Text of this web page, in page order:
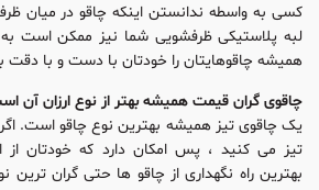
کسی به واسطه ندانستن اینکه چاقو در میان
لبه پلاستیکی ظرفشویی شما نیز ممکن است
همیشه چاقوهایتان را خودتان با دست و با دقت
چاقوی گران قیمت همیشه بهتر از نوع ارزان آن
یک چاقوی تیز همیشه بهترین نوع چاقو است. اگر
تیز می کنید ، پس امکان دارد که خودتان
بهترین راه نگهداری از چاقو ها حتی گران